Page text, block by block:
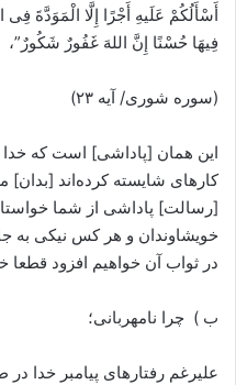
أَسْأَلُکُمْ عَلَیهِ أَجْرًا إِلَّا الْمَوَدَّةَ
فِیهَا حُسْنًا إِنَّ اللهَ غَفُورٌ شَکُورٌ”،
(سوره شوری/ آیه ۲۳)
این همان [پاداشی] است که خدا
کارهای شایسته کرده‌اند [بدان]
[رسالت] پاداشی از شما
خویشاوندان و هر کس نیکی به
در ثواب آن خواهیم افزود
ب ) چرا نامهربانی؛
علیرغم رفتارهای پیامبر